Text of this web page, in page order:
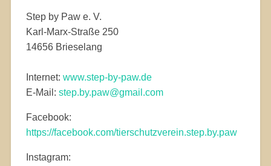
Step by Paw e. V.
Karl-Marx-Straße 250
14656 Brieselang
Internet: www.step-by-paw.de
E-Mail: step.by.paw@gmail.com
Facebook:
https://facebook.com/tierschutzverein.step.by.paw
Instagram: